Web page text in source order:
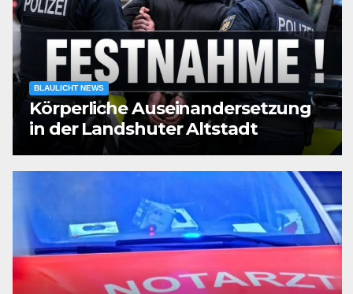
BLAULICHT NEWS
Körperliche Auseinandersetzung
in der Landshuter Altstadt